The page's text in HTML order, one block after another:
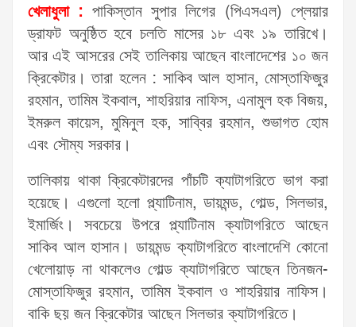
খেলাধুলা : পাকিস্তান সুপার লিগের (পিএসএল) প্লেয়ার
ড্রাফট অনুষ্ঠিত হবে চলতি মাসের ১৮ এবং ১৯ তারিখে।
আর এই আসরের সেই তালিকায় আছেন বাংলাদেশের ১০ জন
ক্রিকেটার। তারা হলেন : সাকিব আল হাসান, মোস্তাফিজুর
রহমান, তামিম ইকবাল, শাহরিয়ার নাফিস, এনামুল হক বিজয়,
ইমরুল কায়েস, মুমিনুল হক, সাব্বির রহমান, শুভাগত হোম
এবং সৌম্য সরকার।
তালিকায় থাকা ক্রিকেটারদের পাঁচটি ক্যাটাগরিতে ভাগ করা
হয়েছে। এগুলো হলো প্ল্যাটিনাম, ডায়মন্ড, গোল্ড, সিলভার,
ইমার্জিং। সবচেয়ে উপরে প্ল্যাটিনাম ক্যাটাগরিতে আছেন
সাকিব আল হাসান। ডায়মন্ড ক্যাটাগরিতে বাংলাদেশি কোনো
খেলোয়াড় না থাকলেও গোল্ড ক্যাটাগরিতে আছেন তিনজন-
মোস্তাফিজুর রহমান, তামিম ইকবাল ও শাহরিয়ার নাফিস।
বাকি ছয় জন ক্রিকেটার আছেন সিলভার ক্যাটাগরিতে।